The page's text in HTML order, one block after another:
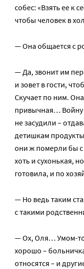
собес: «Взять ее к
чтобы человек в
— Она общается с
— Да, звонит им
и зовет в гости,
Скучает по ним.
привычная… Войну
не засудили –
детишкам
они ж померли бы с
хоть и сухонькая,
готовила, и по
— Но ведь таким
с такими
— Ох, Оля… Умом-то
хорошо –
относятся – и